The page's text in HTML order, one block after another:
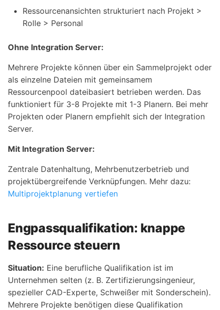
Ressourcenansichten strukturiert nach Projekt >
Rolle > Personal
Ohne Integration Server:
Mehrere Projekte können über ein Sammelprojekt oder
als einzelne Dateien mit gemeinsamem
Ressourcenpool dateibasiert betrieben werden. Das
funktioniert für 3-8 Projekte mit 1-3 Planern. Bei mehr
Projekten oder Planern empfiehlt sich der Integration
Server.
Mit Integration Server:
Zentrale Datenhaltung, Mehrbenutzerbetrieb und
projektübergreifende Verknüpfungen. Mehr dazu:
Multiprojektplanung vertiefen
Engpassqualifikation: knappe
Ressource steuern
Situation: Eine berufliche Qualifikation ist im
Unternehmen selten (z. B. Zertifizierungsingenieur,
spezieller CAD-Experte, Schweißer mit Sonderschein).
Mehrere Projekte benötigen diese Qualifikation